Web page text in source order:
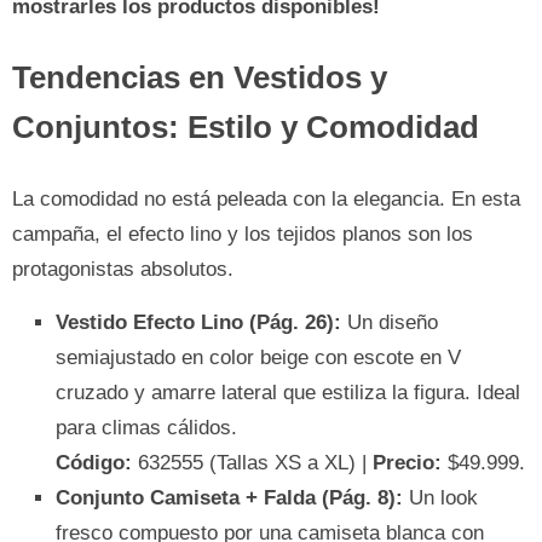
mostrarles los productos disponibles!
Tendencias en Vestidos y
Conjuntos: Estilo y Comodidad
La comodidad no está peleada con la elegancia. En esta
campaña, el efecto lino y los tejidos planos son los
protagonistas absolutos.
Vestido Efecto Lino (Pág. 26): Un diseño
semiajustado en color beige con escote en V
cruzado y amarre lateral que estiliza la figura. Ideal
para climas cálidos.
Código: 632555 (Tallas XS a XL) | Precio: $49.999.
Conjunto Camiseta + Falda (Pág. 8): Un look
fresco compuesto por una camiseta blanca con